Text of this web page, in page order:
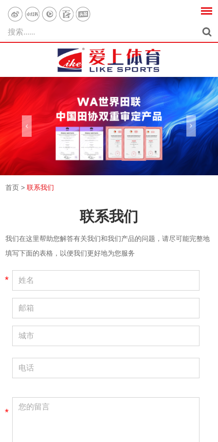
首页 >联系我们
联系我们
我们在这里帮助您解答有关我们和我们产品的问题，请尽可能完整地
填写下面的表格，以便我们更好地为您服务
*
*